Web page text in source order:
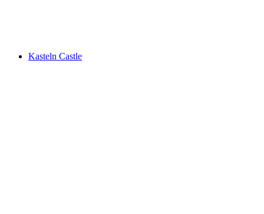
Kasteln Castle